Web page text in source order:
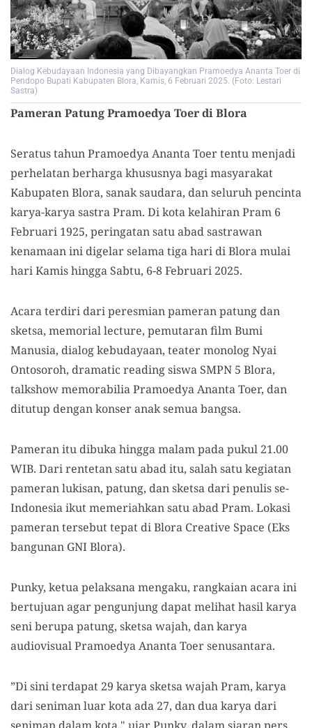
Dialog Kebudayaan Indonesia yang Dibayangkan Pramoedya Ananta Toer di
Pendopo Bupati Kabupaten Blora, Kamis, 6 Februari 2025. (Foto: Lestari
Sastra)
Pameran Patung Pramoedya Toer di Blora
Seratus tahun Pramoedya Ananta Toer tentu menjadi
perhelatan berharga khususnya bagi masyarakat
Kabupaten Blora, sanak saudara, dan seluruh pencinta
karya-karya sastra Pram. Di kota kelahiran Pram 6
Februari 1925, peringatan satu abad sastrawan
kenamaan ini digelar selama tiga hari di Blora mulai
hari Kamis hingga Sabtu, 6-8 Februari 2025.
Acara terdiri dari peresmian pameran patung dan
sketsa, memorial lecture, pemutaran film Bumi
Manusia, dialog kebudayaan, teater monolog Nyai
Ontosoroh, dramatic reading siswa SMPN 5 Blora,
talkshow memorabilia Pramoedya Ananta Toer, dan
ditutup dengan konser anak semua bangsa.
Pameran itu dibuka hingga malam pada pukul 21.00
WIB. Dari rentetan satu abad itu, salah satu kegiatan
pameran lukisan, patung, dan sketsa dari penulis se-
Indonesia ikut memeriahkan satu abad Pram. Lokasi
pameran tersebut tepat di Blora Creative Space (Eks
bangunan GNI Blora).
Punky, ketua pelaksana mengaku, rangkaian acara ini
bertujuan agar pengunjung dapat melihat hasil karya
seni berupa patung, sketsa wajah, dan karya
audiovisual Pramoedya Ananta Toer senusantara.
”Di sini terdapat 29 karya sketsa wajah Pram, karya
dari seniman luar kota ada 27, dan dua karya dari